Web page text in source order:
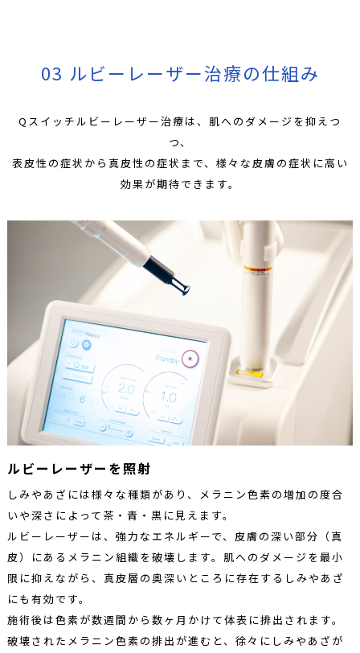
03 ルビーレーザー治療の仕組み
Qスイッチルビーレーザー治療は、肌へのダメージを抑えつ
つ、
表皮性の症状から真皮性の症状まで、様々な皮膚の症状に高い
効果が期待できます。
ルビーレーザーを照射
しみやあざには様々な種類があり、メラニン色素の増加の度合
いや深さによって茶・青・黒に見えます。
ルビーレーザーは、強力なエネルギーで、皮膚の深い部分（真
皮）にあるメラニン組織を破壊します。肌へのダメージを最小
限に抑えながら、真皮層の奥深いところに存在するしみやあざ
にも有効です。
施術後は色素が数週間から数ヶ月かけて体表に排出されます。
破壊されたメラニン色素の排出が進むと、徐々にしみやあざが